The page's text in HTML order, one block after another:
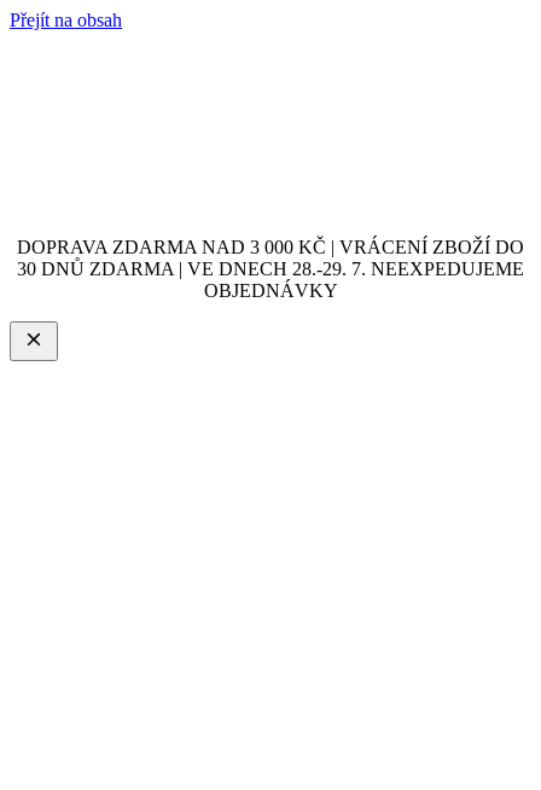
Přejít na obsah
DOPRAVA ZDARMA NAD 3 000 KČ | VRÁCENÍ ZBOŽÍ DO
30 DNŮ ZDARMA | VE DNECH 28.-29. 7. NEEXPEDUJEME
OBJEDNÁVKY